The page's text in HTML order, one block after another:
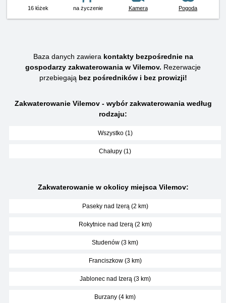
16 łóżek na życzenie Kamera Pogoda
Baza danych zawiera kontakty bezpośrednie na
gospodarzy zakwaterowania w Vilemov. Rezerwacje
przebiegają bez pośredników i bez prowizji!
Zakwaterowanie Vilemov - wybór zakwaterowania według
rodzaju:
Wszystko (1)
Chałupy (1)
Zakwaterowanie w okolicy miejsca Vilemov:
Paseky nad Izerą (2 km)
Rokytnice nad Izerą (2 km)
Studenów (3 km)
Franciszkow (3 km)
Jablonec nad Izerą (3 km)
Burzany (4 km)